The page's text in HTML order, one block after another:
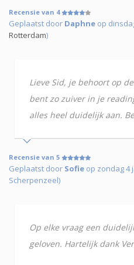
Recensie van 4
Geplaatst door Daphne op
Rotterdam)
Lieve Sid, je behoort op
bent zo zuiver in je
alles heel duidelijk aan.
Recensie van 5
Geplaatst door Sofie op zondag 4
Scherpenzeel)
Op elke vraag een
geloven. Hartelijk dank